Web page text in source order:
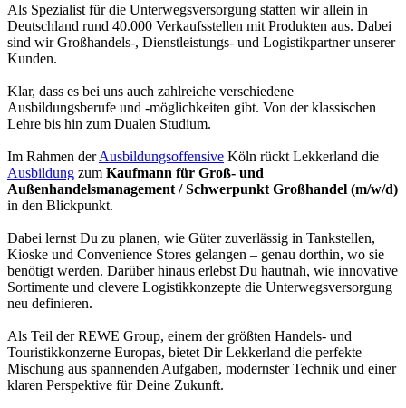
Als Spezialist für die Unterwegsversorgung statten wir allein in
Deutschland rund 40.000 Verkaufsstellen mit Produkten aus. Dabei
sind wir Großhandels-, Dienstleistungs- und Logistikpartner unserer
Kunden.
Klar, dass es bei uns auch zahlreiche verschiedene
Ausbildungsberufe und -möglichkeiten gibt. Von der klassischen
Lehre bis hin zum Dualen Studium.
Im Rahmen derAusbildungsoffensive Köln rückt Lekkerland die
Ausbildung zum Kaufmann für Groß- und
Außenhandelsmanagement / Schwerpunkt Großhandel (m/w/d)
in den Blickpunkt.
Dabei lernst Du zu planen, wie Güter zuverlässig in Tankstellen,
Kioske und Convenience Stores gelangen – genau dorthin, wo sie
benötigt werden. Darüber hinaus erlebst Du hautnah, wie innovative
Sortimente und clevere Logistikkonzepte die Unterwegsversorgung
neu definieren.
Als Teil der REWE Group, einem der größten Handels- und
Touristikkonzerne Europas, bietet Dir Lekkerland die perfekte
Mischung aus spannenden Aufgaben, modernster Technik und einer
klaren Perspektive für Deine Zukunft.